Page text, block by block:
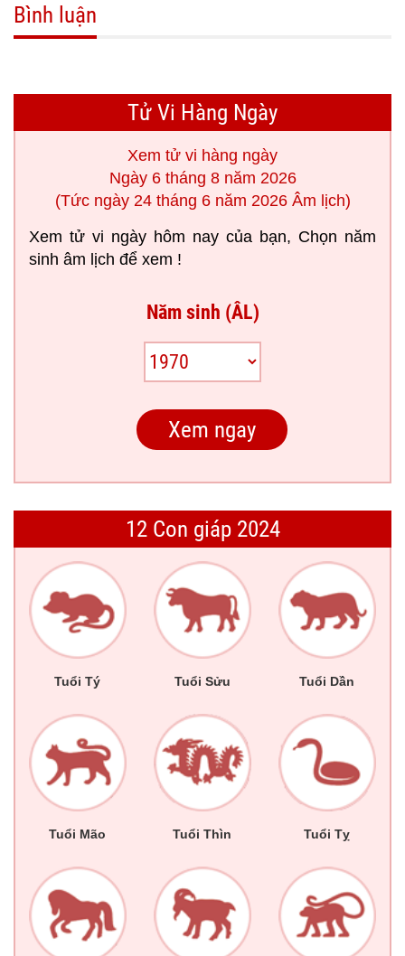
Bình luận
Tử Vi Hàng Ngày
Xem tử vi hàng ngày
Ngày 6 tháng 8 năm 2026
(Tức ngày 24 tháng 6 năm 2026 Âm lịch)
Xem tử vi ngày hôm nay của bạn, Chọn năm
sinh âm lịch để xem !
Năm sinh (ÂL)
12 Con giáp 2024
Tuổi Tý Tuổi Sửu Tuổi Dần
Tuổi Mão Tuổi Thìn Tuổi Tỵ